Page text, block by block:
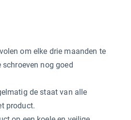
om elke drie maanden te
nog goed
de staat van alle
product.